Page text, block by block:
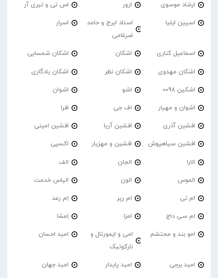
ارشاد موسوی ارور اس تی و تیری آر
اسپین ایلیا
استاد ایرج و حامد
ضرغامی
اسرار
اسماعیل کناری اشکان اشکان شمسایی
اشکان مهدوی اشکان نظر اشکان یادگاری
اشکین 0098 اشو اشوان
اشوان و مهیار اف جی افرا
افشین آذری افشین آریا افشین امینی
افشین سیاهپوش افشین و مهزیار اکسپی
الارا الجان الف
الموس الون الیاس خدمت
ام تی ام رپر اِم رعد
ام سی داج امزا اِمشا
امو بند و محتشم
امی و ایمورتال و
نارکوتیک
امید احسان
امید برجی امید پایدار امید جهان